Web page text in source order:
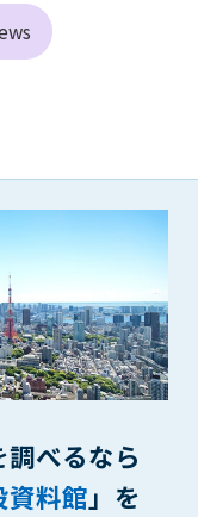
べるなら
資料館」を
ロードした情報
または転売のため
する、またはその
るものとします。
要と判断した場合